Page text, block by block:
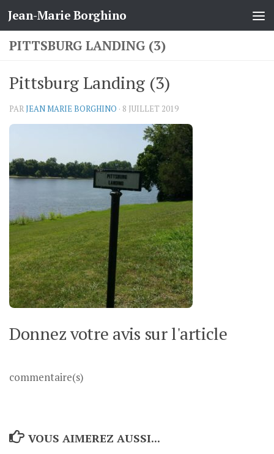
Skip to content
Jean-Marie Borghino
PITTSBURG LANDING (3)
Pittsburg Landing (3)
PARJEAN MARIE BORGHINO · 8 JUILLET 2019
Donnez votre avis sur l'article
commentaire(s)
VOUS AIMEREZ AUSSI...